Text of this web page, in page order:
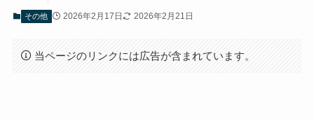
その他 2026年2月17日 2026年2月21日
当ページのリンクには広告が含まれています。